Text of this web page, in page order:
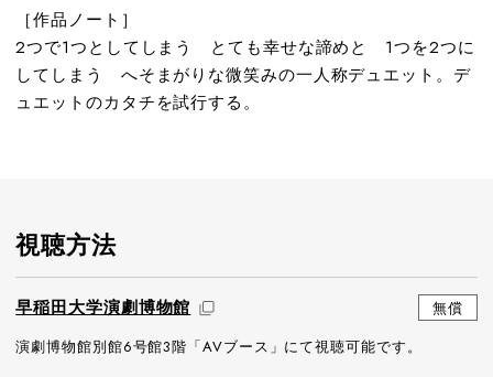
［作品ノート］
2つで1つとしてしまう とても幸せな諦めと 1つを2つに
してしまう へそまがりな微笑みの一人称デュエット。デ
ュエットのカタチを試行する。
視聴方法
早稲田大学演劇博物館
無償
演劇博物館別館6号館3階「AVブース」にて視聴可能です。